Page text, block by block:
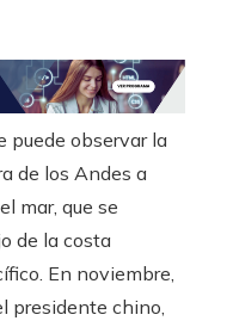
puede observar la
de los Andes a
mar, que se
de la costa
En noviembre,
presidente chino,